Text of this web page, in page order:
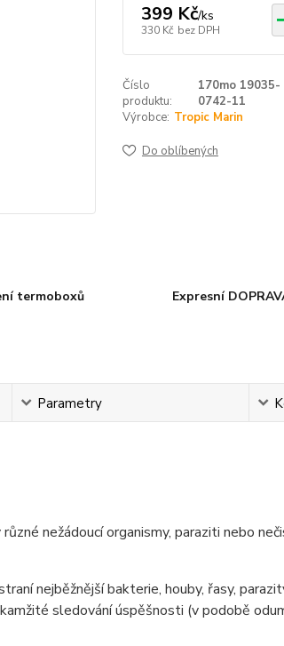
399 Kč/ks
330 Kč bez DPH
Číslo
produktu:
170mo 19035-
0742-11
Výrobce: Tropic Marin
Do oblíbených
termoboxů Expresní
Parametry
nežádoucí organismy, paraziti nebo
nejběžnější bakterie, houby, řasy,
sledování úspěšnosti (v podobě